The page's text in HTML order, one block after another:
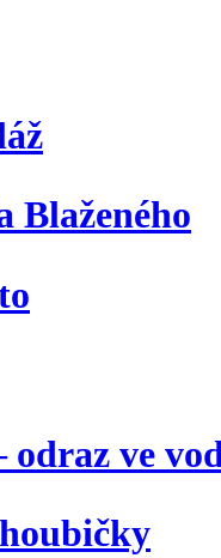
Blaženého
odraz ve